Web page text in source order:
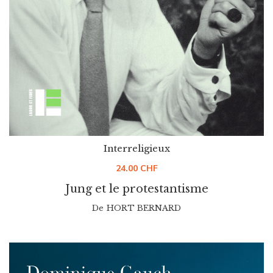
Jung et le protestantisme
Interreligieux
24.00 CHF
De HORT BERNARD